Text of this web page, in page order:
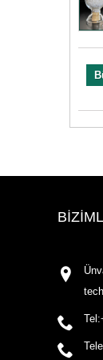
Tel: